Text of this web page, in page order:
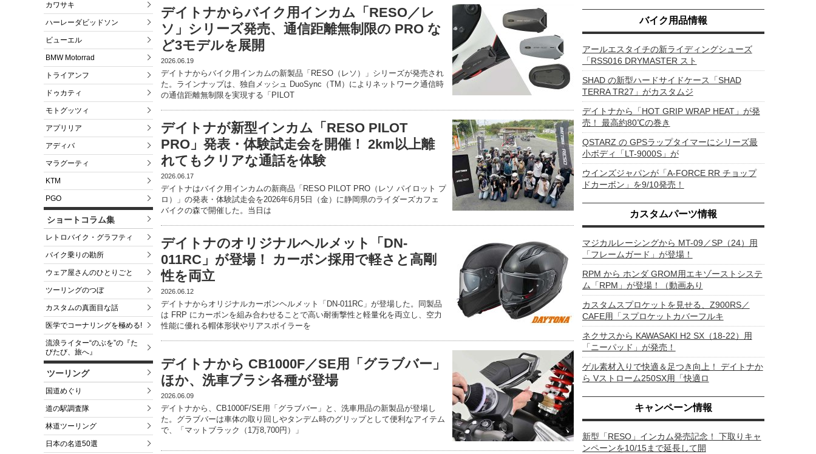
カワサキ
ハーレーダビッドソン
ビューエル
BMW Motorrad
トライアンフ
ドゥカティ
モトグッツィ
アプリリア
アディバ
マラグーティ
KTM
PGO
ショートコラム集
レトロバイク・グラフティ
バイク乗りの勘所
ウェア屋さんのひとりごと
ツーリングのつぼ
カスタムの真面目な話
医学でコーナリングを極める!
流浪ライター“のぶを”の『た
びたび、旅へ』
ツーリング
国道めぐり
道の駅調査隊
林道ツーリング
日本の名道50選
デイトナからバイク用インカム「RESO／レ
ソ」シリーズ発売、通信距離無制限の PRO な
ど3モデルを展開
2026.06.19
デイトナからバイク用インカムの新製品「RESO（レソ）」シリーズが発売され
た。ラインナップは、独自メッシュ DuoSync（TM）によりネットワーク通信時
の通信距離無制限を実現する「PILOT
デイトナが新型インカム「RESO PILOT
PRO」発表・体験試走会を開催！ 2km以上離
れてもクリアな通話を体験
2026.06.17
デイトナはバイク用インカムの新商品「RESO PILOT PRO（レソ パイロット プ
ロ）」の発表・体験試走会を2026年6月5日（金）に静岡県のライダーズカフェ
バイクの森で開催した。当日は
デイトナのオリジナルヘルメット「DN-
011RC」が登場！ カーボン採用で軽さと高剛
性を両立
2026.06.12
デイトナからオリジナルカーボンヘルメット「DN-011RC」が登場した。同製品
は FRP にカーボンを組み合わせることで高い耐衝撃性と軽量化を両立し、空力
性能に優れる帽体形状やリアスポイラーを
デイトナから CB1000F／SE用「グラブバー」
ほか、洗車ブラシ各種が登場
2026.06.09
デイトナから、CB1000F/SE用「グラブバー」と、洗車用品の新製品が登場し
た。グラブバーは車体の取り回しやタンデム時のグリップとして便利なアイテム
で、「マットブラック（1万8,700円）」
バイク用品情報
アールエスタイチの新ライディングシューズ
「RSS016 DRYMASTER スト
SHAD の新型ハードサイドケース「SHAD
TERRA TR27」がカスタムジ
デイトナから「HOT GRIP WRAP HEAT」が発
売！ 最高約80℃の巻き
QSTARZ の GPSラップタイマーにシリーズ最
小ボディ「LT-9000S」が
ウインズジャパンが「A-FORCE RR チョップ
ドカーボン」を9/10発売！
カスタムパーツ情報
マジカルレーシングから MT-09／SP（24）用
「フレームガード」が登場！
RPM から ホンダ GROM用エキゾーストシステ
ム「RPM」が登場！（動画あり
カスタムスプロケットを見せる、Z900RS／
CAFE用「スプロケットカバーフルキ
ネクサスから KAWASAKI H2 SX（18-22）用
「ニーパッド」が発売！
ゲル素材入りで快適＆足つき向上！ デイトナか
ら Vストローム250SX用「快適ロ
キャンペーン情報
新型「RESO」インカム発売記念！ 下取りキャ
ンペーンを10/15まで延長して開